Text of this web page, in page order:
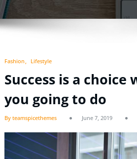
Fashion Lifestyle
Success is a choice
you going to do
By teamspicethemes June 7, 2019